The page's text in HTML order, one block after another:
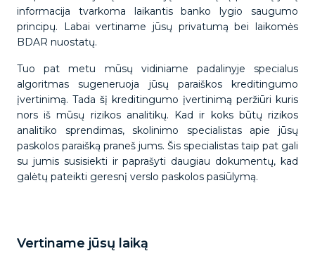
informacija tvarkoma laikantis banko lygio saugumo
principų. Labai vertiname jūsų privatumą bei laikomės
BDAR nuostatų.
Tuo pat metu mūsų vidiniame padalinyje specialus
algoritmas sugeneruoja jūsų paraiškos kreditingumo
įvertinimą. Tada šį kreditingumo įvertinimą peržiūri kuris
nors iš mūsų rizikos analitikų. Kad ir koks būtų rizikos
analitiko sprendimas, skolinimo specialistas apie jūsų
paskolos paraišką praneš jums. Šis specialistas taip pat gali
su jumis susisiekti ir paprašyti daugiau dokumentų, kad
galėtų pateikti geresnį verslo paskolos pasiūlymą.
Vertiname jūsų laiką